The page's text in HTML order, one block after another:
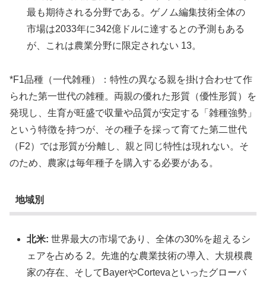
最も期待される分野である。ゲノム編集技術全体の
市場は2033年に342億ドルに達するとの予測もある
が、これは農業分野に限定されない 13。
*F1品種（一代雑種）：特性の異なる親を掛け合わせて作
られた第一世代の雑種。両親の優れた形質（優性形質）を
発現し、生育が旺盛で収量や品質が安定する「雑種強勢」
という特徴を持つが、その種子を採って育てた第二世代
（F2）では形質が分離し、親と同じ特性は現れない。そ
のため、農家は毎年種子を購入する必要がある。
地域別
北米: 世界最大の市場であり、全体の30%を超えるシ
ェアを占める 2。先進的な農業技術の導入、大規模農
家の存在、そしてBayerやCortevaといったグローバ